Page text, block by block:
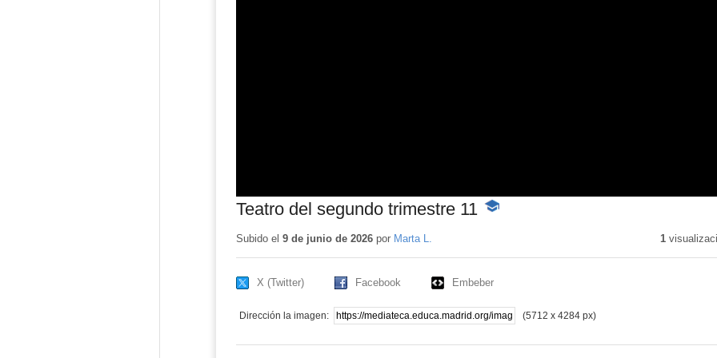
Teatro del segundo trimestre 11 -
Subido el 9 de junio de 2026por Marta L. 1
X (Twitter) Facebook Embeber
Dirección la imagen: (5712 x 4284 px)